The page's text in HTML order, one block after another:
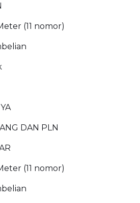
(11 nomor)
DAN PLN
(11 nomor)